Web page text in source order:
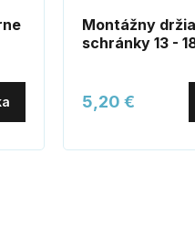
Montážny
schránky 13 -
5,20 €